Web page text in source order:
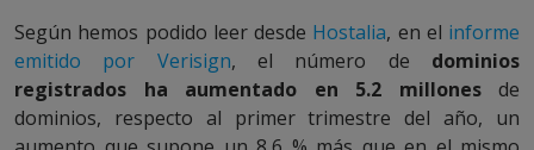
Según hemos podido leer desde Hostalia, en el informe
emitido por Verisign, el número de dominios
registrados ha aumentado en 5.2 millonesde
dominios, respecto al primer trimestre del año, un